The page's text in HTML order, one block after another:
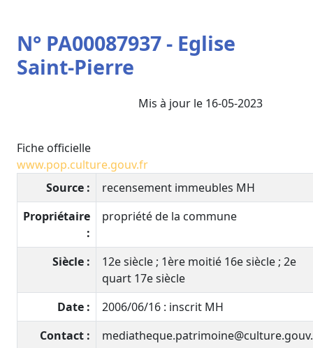
N° PA00087937 - Eglise
Saint-Pierre
Mis à jour le 16-05-2023
Fiche officielle
www.pop.culture.gouv.fr
Source :
recensement immeubles MH
Propriétaire
:
propriété de la commune
Siècle :
12e siècle ; 1ère moitié 16e siècle ; 2e
quart 17e siècle
Date :
2006/06/16 : inscrit MH
Contact :